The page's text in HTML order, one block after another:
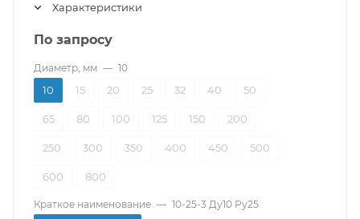
Характеристики
По запросу
Диаметр, мм — 10
10 15 20 25 32 40 50
65 80 100 125 150 200
250 300 350 400 450 500
600 800
Краткое наименование — 10-25-3 Ду10 Ру25